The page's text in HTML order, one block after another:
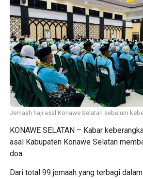
Jemaah haji asal Konawe Selatan sebelum
KONAWE SELATAN – Kabar
asal Kabupaten Konawe Selatan
doa.
Dari total 99 jemaah yang terbagi